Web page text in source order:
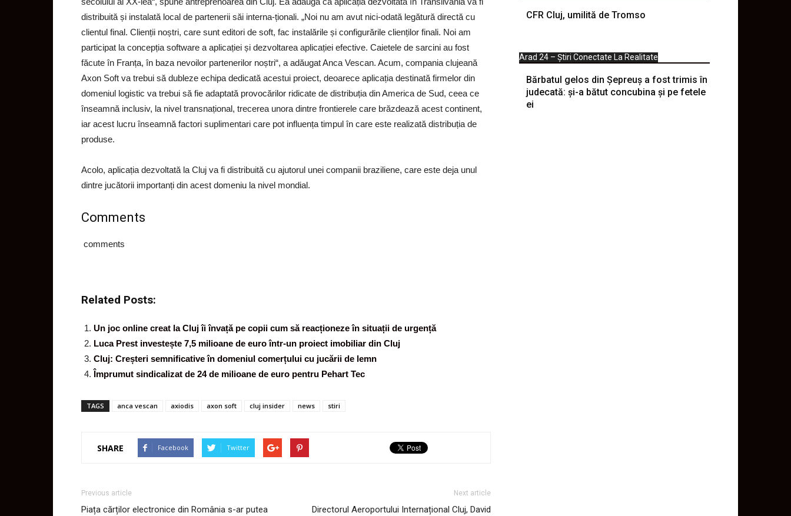
distribuită și instalată local de partenerii săi interna-ționali. „Noi nu am avut nici-odată legătură directă cu
clientul final. Clienții noștri, care sunt editori de soft, fac instalările și configurările clienților finali. Noi am
participat la concepția software a aplicației și dezvoltarea aplicației efective. Caietele de sarcini au fost
făcute în Franța, în baza nevoilor partenerilor noștri“, a adăugat Anca Vescan. Acum, compania clujeană
Axon Soft va trebui să dubleze echipa dedicată acestui proiect, deoarece aplicația destinată firmelor din
domeniul logistic va trebui să fie adaptată provocărilor ridicate de distribuția din America de Sud, ceea ce
înseamnă inclusiv, la nivel transnațional, trecerea unora dintre frontierele care brăzdează acest continent,
iar acest lucru înseamnă factori suplimentari care pot influența timpul în care este realizată distribuția de
produse.
Acolo, aplicația dezvoltată la Cluj va fi distribuită cu ajutorul unei companii braziliene, care este deja unul
dintre jucătorii importanți din acest domeniu la nivel mondial.
Comments
comments
Related Posts:
Un joc online creat la Cluj îi învață pe copii cum să reacționeze în situații de urgență
Luca Prest investește 7,5 milioane de euro într-un proiect imobiliar din Cluj
Cluj: Creșteri semnificative în domeniul comerțului cu jucării de lemn
Împrumut sindicalizat de 24 de milioane de euro pentru Pehart Tec
TAGS anca vescan axiodis axon soft cluj insider news stiri
SHARE Facebook Twitter
Previous article
Piața cărților electronice din România s-ar putea
Next article
Directorul Aeroportului Internațional Cluj, David
CFR Cluj, umilită de Tromso
Arad 24 – Știri Conectate La Realitate
Bărbatul gelos din Șepreuș a fost trimis în
judecată: și-a bătut concubina și pe fetele
ei